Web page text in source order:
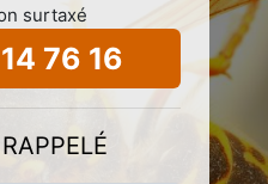
surtaxé
76 16